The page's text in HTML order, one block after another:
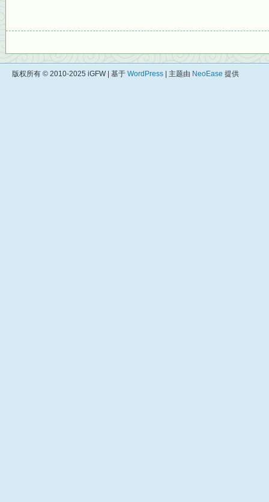
版权所有 © 2010-2025 iGFW | 基于 WordPress | 主题由 NeoEase 提供